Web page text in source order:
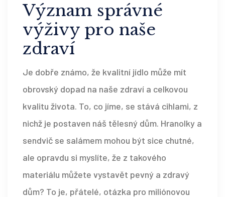
Význam správné
výživy pro naše
zdraví
Je dobře známo, že kvalitní jídlo může mít
obrovský dopad na naše zdraví a celkovou
kvalitu života. To, co jíme, se stává cihlami, z
nichž je postaven náš tělesný dům. Hranolky a
sendvič se salámem mohou být sice chutné,
ale opravdu si myslíte, že z takového
materiálu můžete vystavět pevný a zdravý
dům? To je, přátelé, otázka pro miliónovou